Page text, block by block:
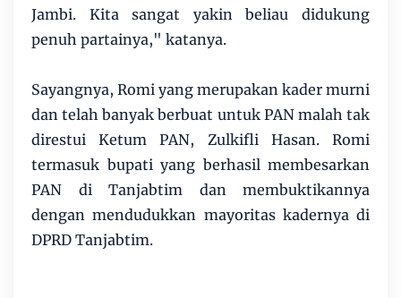
Jambi. Kita sangat yakin beliau didukung
penuh partainya," katanya.
Sayangnya, Romi yang merupakan kader murni
dan telah banyak berbuat untuk PAN malah tak
direstui Ketum PAN, Zulkifli Hasan. Romi
termasuk bupati yang berhasil membesarkan
PAN di Tanjabtim dan membuktikannya
dengan mendudukkan mayoritas kadernya di
DPRD Tanjabtim.